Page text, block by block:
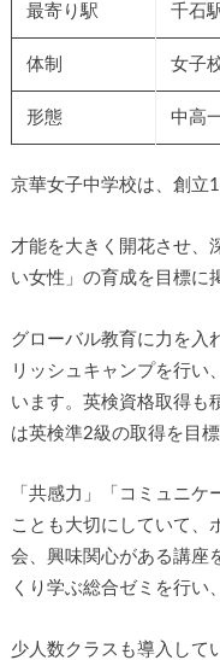
最寄り駅 千石
体制 女子
形態 中高
京華女子中学校は、創立
才能を大きく開花させ、
い女性」の育成を目標に
グローバル教育に力を入
リッシュキャンプを行い
います。英検資格取得も
は英検準2級の取得を目標
「共感力」「コミュニ
ことも大切にしていて、
会、興味関心がある講座
くり学ぶ総合ゼミを行い
少人数クラスも導入して